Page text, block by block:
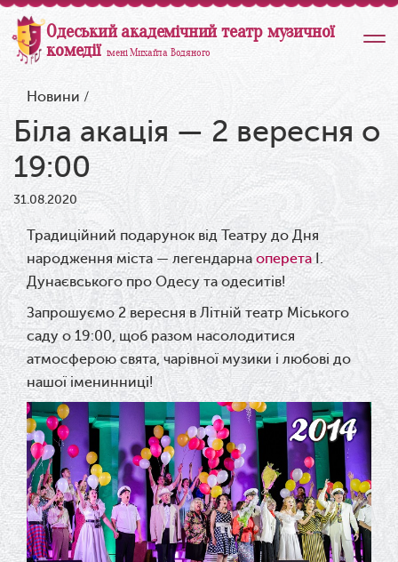
Одеський академічний театр музичної
комедії імені Михайла Водяного
Новини /
Біла акація — 2 вересня о
19:00
31.08.2020
Традиційний подарунок від Театру до Дня
народження міста — легендарна оперетаІ.
Дунаєвського про Одесу та одеситів!
Запрошуємо 2 вересня в Літній театр Міського
саду о 19:00, щоб разом насолодитися
атмосферою свята, чарівної музики і любові до
нашої іменинниці!